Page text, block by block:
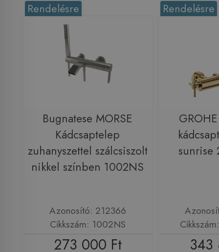
Rendelésre
Bugnatese MORSE
Kádcsaptelep
zuhanyszettel szálcsiszolt
nikkel színben 1002NS
Azonosító: 212366
Cikkszám: 1002NS
273 000 Ft
Rendelésre
sunrise
343